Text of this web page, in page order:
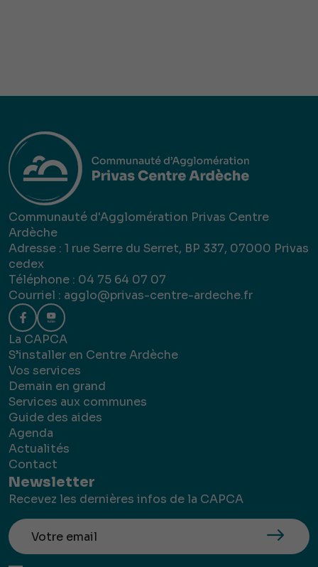
Communauté d'Agglomération Privas Centre
Ardèche
Adresse : 1 rue Serre du Serret, BP 337, 07000 Privas
cedex
Téléphone : 04 75 64 07 07
Courriel : agglo@privas-centre-ardeche.fr
La CAPCA
S’installer en Centre Ardèche
Vos services
Demain en grand
Services aux communes
Guide des aides
Agenda
Actualités
Contact
Newsletter
Recevez les dernières infos de la CAPCA